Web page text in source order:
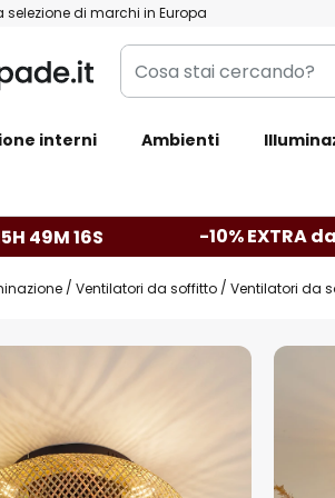
selezione di marchi in Europa
Cosa
stai
interni Ambienti
49M 15S -10% EXTRA
Ventilatori da soffitto Ventilatori da